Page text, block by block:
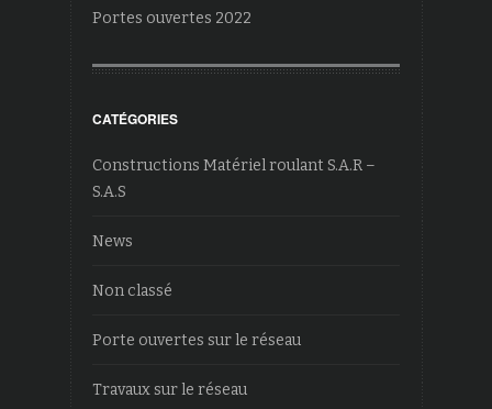
Portes ouvertes 2022
CATÉGORIES
Constructions Matériel roulant S.A.R –
S.A.S
News
Non classé
Porte ouvertes sur le réseau
Travaux sur le réseau